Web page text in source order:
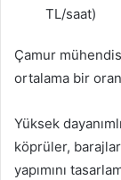
TL/saat)
Çamur
ortalama bir
Yüksek
köprüler,
yapımını